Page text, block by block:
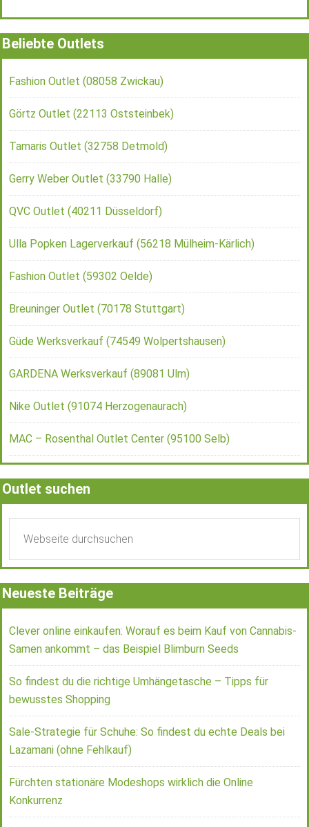
Beliebte Outlets
Fashion Outlet (08058 Zwickau)
Görtz Outlet (22113 Oststeinbek)
Tamaris Outlet (32758 Detmold)
Gerry Weber Outlet (33790 Halle)
QVC Outlet (40211 Düsseldorf)
Ulla Popken Lagerverkauf (56218 Mülheim-Kärlich)
Fashion Outlet (59302 Oelde)
Breuninger Outlet (70178 Stuttgart)
Güde Werksverkauf (74549 Wolpertshausen)
GARDENA Werksverkauf (89081 Ulm)
Nike Outlet (91074 Herzogenaurach)
MAC – Rosenthal Outlet Center (95100 Selb)
Outlet suchen
Neueste Beiträge
Clever online einkaufen: Worauf es beim Kauf von Cannabis-
Samen ankommt – das Beispiel Blimburn Seeds
So findest du die richtige Umhängetasche – Tipps für
bewusstes Shopping
Sale-Strategie für Schuhe: So findest du echte Deals bei
Lazamani (ohne Fehlkauf)
Fürchten stationäre Modeshops wirklich die Online
Konkurrenz